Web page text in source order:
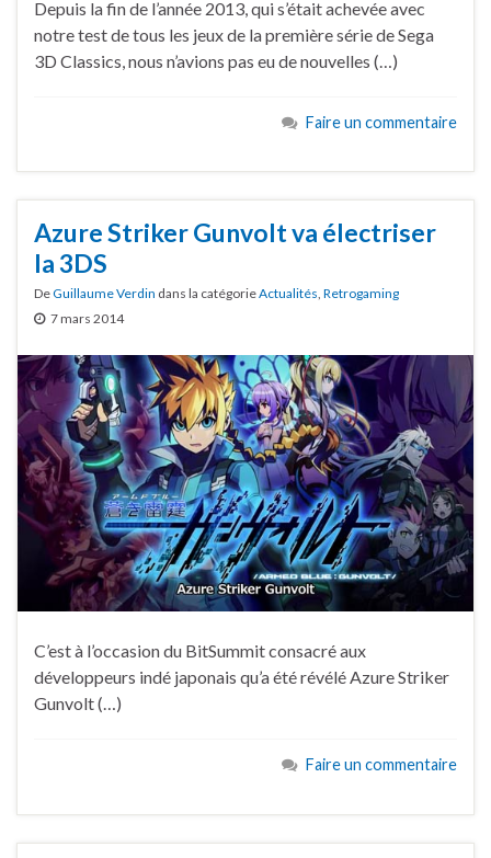
Depuis la fin de l’année 2013, qui s’était achevée avec
notre test de tous les jeux de la première série de Sega
3D Classics, nous n’avions pas eu de nouvelles (…)
Faire un commentaire
Azure Striker Gunvolt va électriser
la 3DS
DeGuillaume Verdin dans la catégorieActualités, Retrogaming
7 mars 2014
C’est à l’occasion du BitSummit consacré aux
développeurs indé japonais qu’a été révélé Azure Striker
Gunvolt (…)
Faire un commentaire